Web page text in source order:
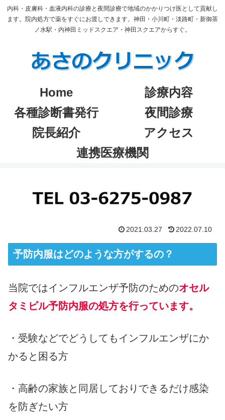
内科・皮膚科・血液内科の診療と夜間診療で地域のかかりつけ医として貢献し
ます。院内処方で薬をすぐにお渡しできます。神田・小川町・淡路町・新御茶
ノ水駅・内神田ミッドスクエア・神田スクエアからすぐ。
Home
診療内容
各種診断書発行
夜間診療
院長紹介
アクセス
連携医療機関
2021.03.27 2022.07.10
予防内服はどのような方がするの？
当院ではインフルエンザ予防のためのオセル
タミビル予防内服の処方を行っています。
・受験などでどうしてもインフルエンザにか
かると困る方
・高齢の家族と同居しておりできるだけ感染
を防ぎたい方